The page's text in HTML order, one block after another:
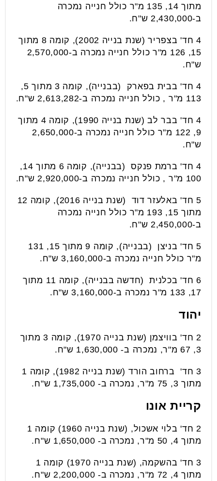
מתוך 14, 135 מ"ר כולל חנייה נמכרה
ב-2,430,000 ש"ח.
4 חד' בצפריר (שנת בנייה 2002), קומה 8 מתוך
15, 126 מ"ר כולל חנייה נמכרה ב-2,570,000
ש"ח.
4 חד' בבית בפארק (בבנייה), קומה 3 מתוך 5,
113 מ"ר , כולל חנייה נמכרה ב-2,613,282 ש"ח.
4 חד' בבר לב (שנת בנייה 1990), קומה 4 מתוך
9, 122 מ"ר כולל חנייה נמכרה ב-2,650,000
ש"ח.
4 חד' ברמת פנקס (בבנייה), קומה 6 מתוך 14,
100 מ"ר , כולל חנייה נמכרה ב-2,920,000 ש"ח.
5 חד' באלעזר דוד (שנת בנייה 2016), קומה 12
מתוך 15, 193 מ"ר כולל חנייה נמכרה
ב-2,450,000 ש"ח.
5 חד' בניצן (בבנייה), קומה 9 מתוך 15, 131
מ"ר כולל חנייה נמכרה ב-3,160,000 ש"ח.
6 חד' בכלנית (חדשה בבנייה), קומה 11 מתוך
17, 133 מ"ר נמכרה ב-3,160,000 ש"ח.
יהוד
2 חד' בוויצמן (שנת בנייה 1970), קומה 3 מתוך
3, 67 מ"ר, נמכרה ב- 1,630,000 ש"ח.
3 חד' ברחוב הורד (שנת בנייה 1982), קומה 1
מתוך 3, 75 מ"ר, נמכרה ב- 1,735,000 ש"ח.
קריית אונו
2 חד' בלוי אשכול, (שנת בנייה 1960) קומה 1
מתוך 4, 50 מ"ר, נמכרה ב- 1,650,000 ש"ח.
3 חד' בהשקמה, (שנת בנייה 1970) קומה 1
מתוך 4, 72 מ"ר, נמכרה ב- 2,200,000 ש"ח.